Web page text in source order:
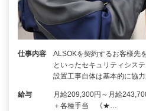
仕事内容
ALSOKを契約するお客様先
といったセキュリティシス
設置工事自体は基本的に協
給与
月給209,300円～月給
＋各種手当 《★…